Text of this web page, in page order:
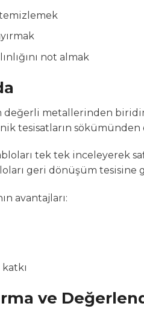
temizlemek
not almak
metallerinden
tesisatların sökümünden
tek tek inceleyerek
geri dönüşüm
avantajları:
ve